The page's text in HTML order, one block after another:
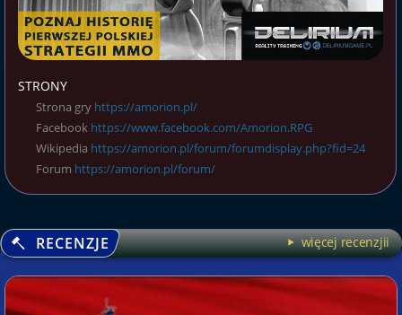
STRONY
Strona gry https://amorion.pl/
Facebook https://www.facebook.com/Amorion.RPG
Wikipedia https://amorion.pl/forum/forumdisplay.php?fid=24
Forum https://amorion.pl/forum/
RECENZJE więcej recenzjii